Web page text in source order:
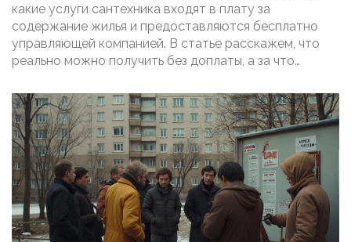
какие услуги сантехника входят в плату за
содержание жилья и предоставляются бесплатно
управляющей компанией. В статье расскажем, что
реально можно получить без доплаты, а за что
случаях можно вызывать сантехника без страха
получить счет и как использовать этот ресурс на
пользу дома и кошелька. Приведём
распространённые мифы и реальную практику
работы ЖКХ. Также поделимся лайфхаками, что
делать, если бесплатной услуги отказывают.